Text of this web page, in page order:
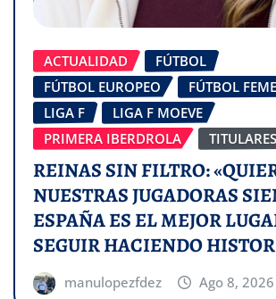
ACTUALIDAD
FÚTBOL
FÚTBOL EUROPEO
FÚTBOL
LIGA F
LIGA F MOEVE
PRIMERA IBERDROLA
REINAS SIN FILTRO:
NUESTRAS JUGADORAS
ESPAÑA ES EL MEJOR
SEGUIR HACIENDO
manulopezfdez Ago 8, 2026